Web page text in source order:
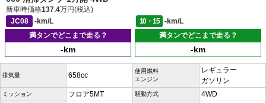
新車時価格137.4万円(税込)
JC08
-km/L 10・15
-km/L
満タンでどこまで走る？
-km
満タンでどこまで走る？
-km
排気量 658cc
使用燃料
エンジン
レギュラー
ガソリン
ミッション フロア5MT 駆動方式 4WD